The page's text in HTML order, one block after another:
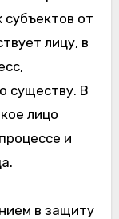
от
лицу, в
существу. В
лицо
и
в защиту